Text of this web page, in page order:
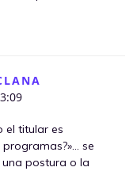
el titular es
se
postura o la